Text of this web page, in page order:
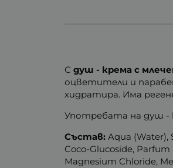
Сдуш - крема с
оцветители и
хидратира. Има
Употребата на душ -
Състав: Aqua (Water),
Coco-Glucoside,
Magnesium Chloride,